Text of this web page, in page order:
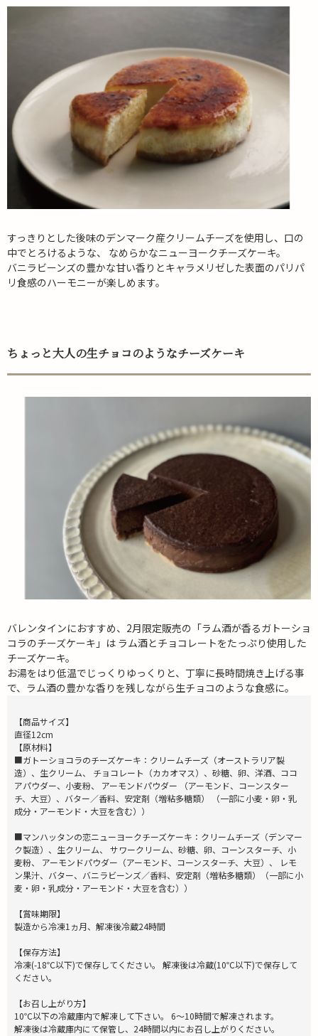
すっきりとした後味のデンマーク産クリームチーズを使用し、口の
中でとろけるような、 なめらかなニューヨークチーズケーキ。
バニラビーンズの豊かな甘い香りとキャラメリゼした表面のパリパ
リ食感のハーモニーが楽しめます。
ちょっと大人の生チョコのようなチーズケーキ
バレンタインにおすすめ、2月限定販売の「ラム酒が香るガトーショ
コラのチーズケーキ」は ラム酒とチョコレートをたっぷり使用した
チーズケーキ。
お湯をはり低温でじっくりゆっくりと、丁寧に長時間焼き上げる事
で、ラム酒の豊かな香りを残しながら生チョコのような食感に。
【商品サイズ】
直径12cm
【原材料】
■ガトーショコラのチーズケーキ：クリームチーズ（オーストラリア製
造）、生クリーム、 チョコレート（カカオマス）、砂糖、卵、洋酒、ココ
アパウダー、小麦粉、 アーモンドパウダー （アーモンド、コーンスター
チ、大豆）、バター／香料、安定剤（増粘多糖類） （一部に小麦・卵・乳
成分・アーモンド・大豆を含む））
■マンハッタンの恋ニューヨークチーズケーキ：クリームチーズ（デンマー
ク製造）、生クリーム、 サワークリーム、砂糖、卵、コーンスターチ、小
麦粉、 アーモンドパウダー（アーモンド、コーンスターチ、大豆）、 レモ
ン果汁、バター、バニラビーンズ／香料、安定剤（増粘多糖類）（一部に小
麦・卵・乳成分・アーモンド・大豆を含む））
【賞味期限】
製造から冷凍1ヵ月、解凍後冷蔵24時間
【保存方法】
冷凍(-18℃以下)で保存してください。 解凍後は冷蔵(10℃以下)で保存して
ください。
【お召し上がり方】
10℃以下の冷蔵庫内で解凍して下さい。 6～10時間で解凍されます。
解凍後は冷蔵庫内にて保管し、24時間以内にお召し上がりください。